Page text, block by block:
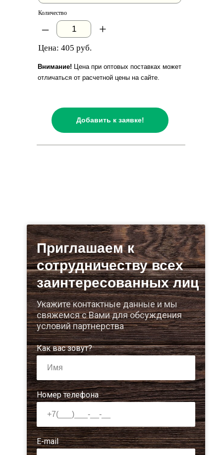
Количество
– +
Цена: 405 руб.
Внимание! Цена при оптовых поставках может
отличаться от расчетной цены на сайте.
Добавить к заявке!
Приглашаем к
сотрудничеству всех
заинтересованных лиц
Укажите контактные данные и мы
свяжемся с Вами для обсуждения
условий партнерства
Как вас зовут?
Номер телефона
E-mail